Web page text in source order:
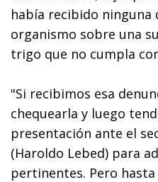
había recibido ninguna
organismo sobre una
trigo que no cumpla
"Si recibimos esa
chequearla y luego
presentación ante el
(Haroldo Lebed) para
pertinentes. Pero